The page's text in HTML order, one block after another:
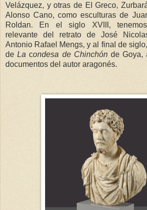
Velázquez, y otras de El Greco,
Alonso Cano, como esculturas de
Roldan. En el siglo XVIII,
relevante del retrato de José
Antonio Rafael Mengs, y al final de
deLacondesa de Chinchónde Goya,
documentos del autor aragonés.